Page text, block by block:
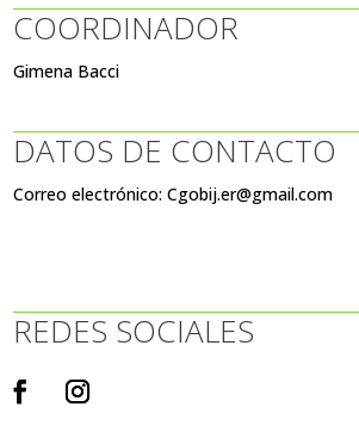
COORDINADOR
Gimena Bacci
DATOS DE CONTACTO
Correo electrónico: Cgobij.er@gmail.com
REDES SOCIALES